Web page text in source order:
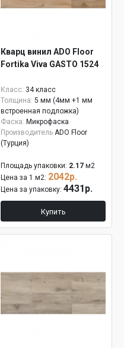
Кварц винил ADO Floor
Fortika Viva GASTO 1524
Класс: 34 класс
Толщина: 5 мм (4мм +1 мм
встроенная подложка)
Фаска: Микрофаска
Производитель ADO Floor
(Турция)
Площадь упаковки: 2.17 м2
Цена за 1 м2: 2042р.
Цена за упаковку: 4431р.
Купить